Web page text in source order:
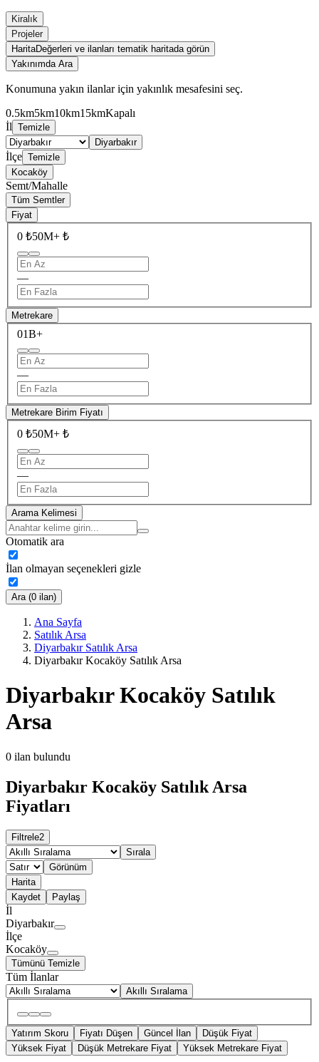
Kiralık
Projeler
HaritaDeğerleri ve ilanları tematik haritada görün
Yakınımda Ara
Konumuna yakın ilanlar için yakınlık mesafesini seç.
0.5km5km10km15kmKapalı
İl Temizle
Diyarbakır
İlçe Temizle
Kocaköy
Semt/Mahalle
Tüm Semtler
Fiyat
0 ₺50M+ ₺
—
Metrekare
01B+
—
Metrekare Birim Fiyatı
0 ₺50M+ ₺
—
Arama Kelimesi
Otomatik ara
İlan olmayan seçenekleri gizle
Ara (0 ilan)
Ana Sayfa
Satılık Arsa
Diyarbakır Satılık Arsa
Diyarbakır Kocaköy Satılık Arsa
Diyarbakır Kocaköy Satılık
Arsa
0 ilan bulundu
Diyarbakır Kocaköy Satılık Arsa
Fiyatları
Filtrele2
Sırala
Görünüm
Harita
Kaydet
Paylaş
İl
Diyarbakır
İlçe
Kocaköy
Tümünü Temizle
Tüm İlanlar
Akıllı Sıralama
Yatırım Skoru Fiyatı Düşen Güncel İlan
Düşük Fiyat
Yüksek Fiyat
Düşük Metrekare Fiyat Yüksek Metrekare Fiyat